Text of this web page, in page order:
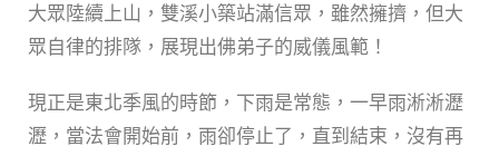
大眾陸續上山，雙溪小築站滿信眾，雖然擁擠，但大
眾自律的排隊，展現出佛弟子的威儀風範！
現正是東北季風的時節，下雨是常態，一早雨淅淅瀝
瀝，當法會開始前，雨卻停止了，直到結束，沒有再